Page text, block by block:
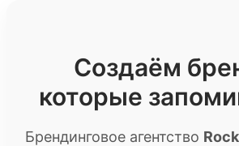
Создаём
которые
Брендинговое агентство